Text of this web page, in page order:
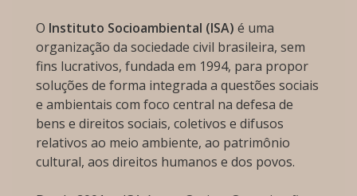
O Instituto Socioambiental (ISA) é uma
organização da sociedade civil brasileira, sem
fins lucrativos, fundada em 1994, para propor
soluções de forma integrada a questões sociais
e ambientais com foco central na defesa de
bens e direitos sociais, coletivos e difusos
relativos ao meio ambiente, ao patrimônio
cultural, aos direitos humanos e dos povos.